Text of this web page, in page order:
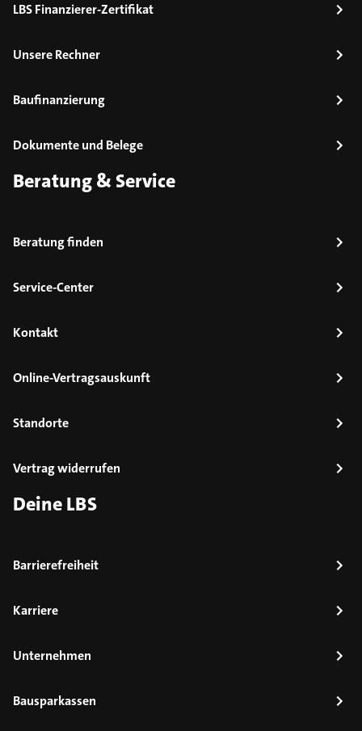
LBS Finanzierer-Zertifikat
Unsere Rechner
Baufinanzierung
Dokumente und Belege
Beratung & Service
Beratung finden
Service-Center
Kontakt
Online-Vertragsauskunft
Standorte
Vertrag widerrufen
Deine LBS
Barrierefreiheit
Karriere
Unternehmen
Bausparkassen